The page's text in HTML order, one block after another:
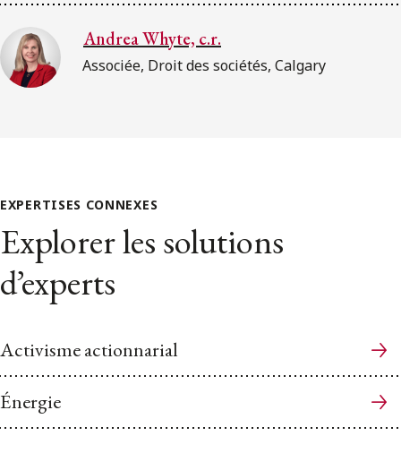
Andrea Whyte, c.r.
Associée, Droit des sociétés, Calgary
EXPERTISES CONNEXES
Explorer les solutions
d’experts
Activisme actionnarial
Énergie